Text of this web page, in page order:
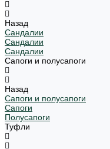
Назад
Сандалии
Сандалии
Сандалии
Сапоги и полусапоги
Назад
Сапоги и полусапоги
Сапоги
Полусапоги
Туфли